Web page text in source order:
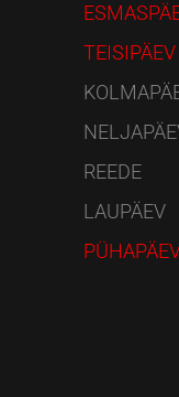
TEISIPÄEV
REEDE
LAUPÄEV